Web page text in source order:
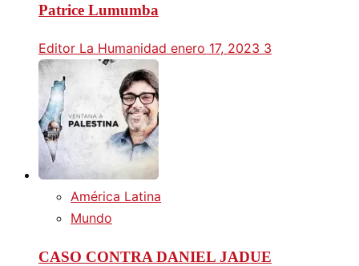
Patrice Lumumba
Editor La Humanidad enero 17, 2023 3
América Latina
Mundo
CASO CONTRA DANIEL JADUE